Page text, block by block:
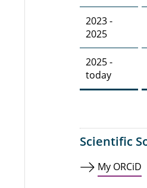
2023 -
2025
2025 -
today
Scientific
My ORCiD